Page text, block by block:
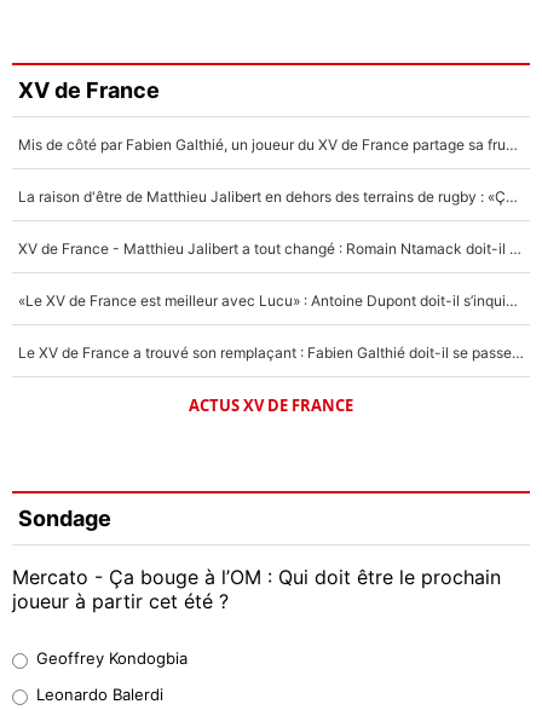
XV de France
Mis de côté par Fabien Galthié, un joueur du XV de France partage sa frustration : «ils ne me l’ont pas dit tout de suite»
La raison d'être de Matthieu Jalibert en dehors des terrains de rugby : «Ça m'atteint autant que si tu touches à un membre de ma famille»
XV de France - Matthieu Jalibert a tout changé : Romain Ntamack doit-il s’inquiéter pour sa place à un an de la Coupe du monde ?
«Le XV de France est meilleur avec Lucu» : Antoine Dupont doit-il s’inquiéter pour sa place ?
Le XV de France a trouvé son remplaçant : Fabien Galthié doit-il se passer d'Antoine Dupont ?
ACTUS XV DE FRANCE
Sondage
Mercato - Ça bouge à l’OM : Qui doit être le prochain
joueur à partir cet été ?
38%
Geoffrey Kondogbia
Leonardo Balerdi